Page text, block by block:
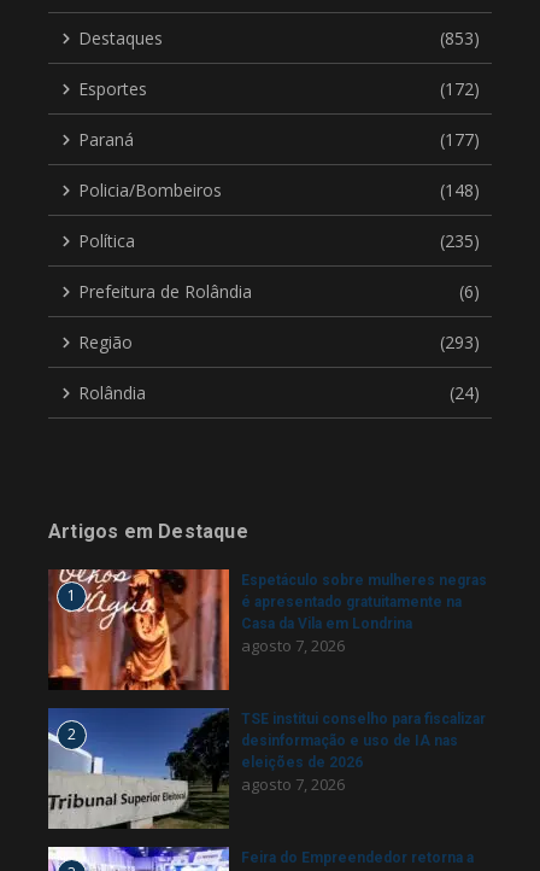
Destaques (853)
Esportes (172)
Paraná (177)
Policia/Bombeiros (148)
Política (235)
Prefeitura de Rolândia (6)
Região (293)
Rolândia (24)
Artigos em Destaque
1
Espetáculo sobre mulheres negras
é apresentado gratuitamente na
Casa da Vila em Londrina
agosto 7, 2026
2
TSE institui conselho para fiscalizar
desinformação e uso de IA nas
eleições de 2026
agosto 7, 2026
Feira do Empreendedor retorna a